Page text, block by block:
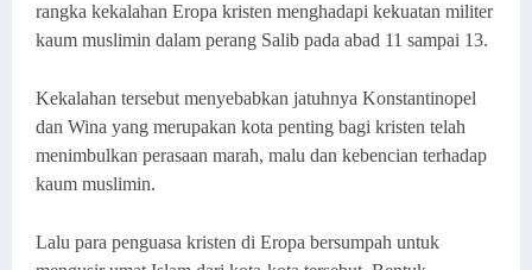
rangka kekalahan Eropa kristen menghadapi kekuatan militer
kaum muslimin dalam perang Salib pada abad 11 sampai 13.
Kekalahan tersebut menyebabkan jatuhnya Konstantinopel
dan Wina yang merupakan kota penting bagi kristen telah
menimbulkan perasaan marah, malu dan kebencian terhadap
kaum muslimin.
Lalu para penguasa kristen di Eropa bersumpah untuk